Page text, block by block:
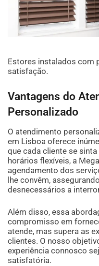
Estores instalados com
satisfação.
Vantagens do
Personalizado
O atendimento
em Lisboa oferece
que cada cliente se
horários flexíveis, a
agendamento dos
lhe convêm,
desnecessários a
Além disso, essa
compromisso em
atende, mas supera as
clientes. O nosso
experiência connosco
satisfatória.